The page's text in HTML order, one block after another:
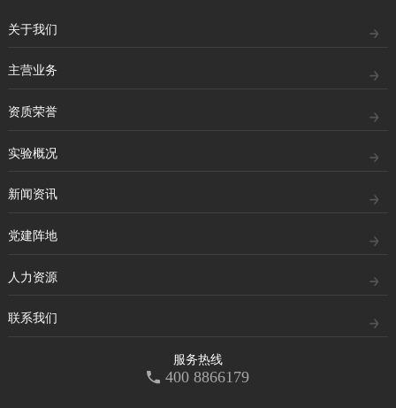
关于我们
主营业务
资质荣誉
实验概况
新闻资讯
党建阵地
人力资源
联系我们
服务热线
400 8866179